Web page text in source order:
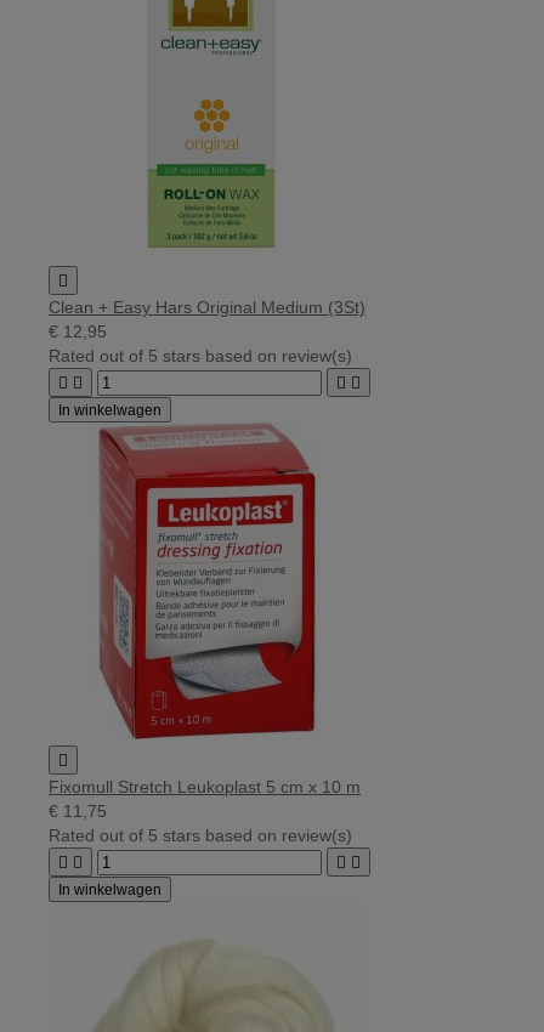

Clean + Easy Hars Original Medium (3St)
€ 12,95
Rated out of 5 stars based on review(s)
   
In winkelwagen

Fixomull Stretch Leukoplast 5 cm x 10 m
€ 11,75
Rated out of 5 stars based on review(s)
   
In winkelwagen